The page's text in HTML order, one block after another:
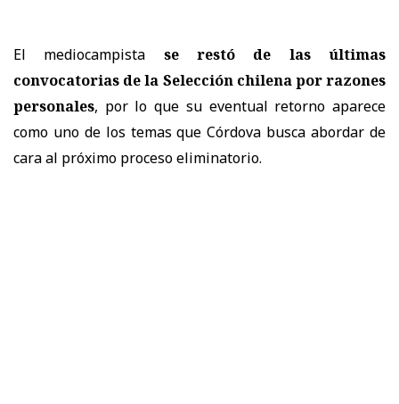
El mediocampista se restó de las últimas
convocatorias de la Selección chilena por razones
personales, por lo que su eventual retorno aparece
como uno de los temas que Córdova busca abordar de
cara al próximo proceso eliminatorio.